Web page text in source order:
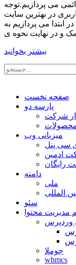
می پردازیم.توجه
در بهترین سایت
ابتدا می پردازیم به
بیشتر بخوانید
صفحه نخست
پارسه دو
شرکت
میزبانی وب
سی پنل
ادمین
رایگان
دامنه
ملی
المللی
سئو
مدیریت محتوا
وردپرس
جوملا
whmcs